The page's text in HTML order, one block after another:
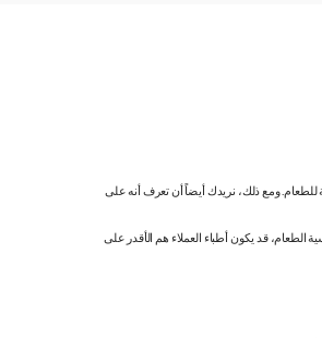
للطعام. ومع ذلك، نريدك أيضاً أن تعرف أنه على
الطعام، قد يكون أطباء العملاء هم الأقدر على